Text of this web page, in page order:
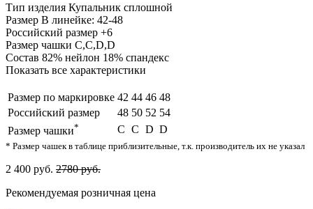
Тип изделия Купальник сплошной
Размер В линейке: 42-48
Российский размер +6
Размер чашки C,С,D,D
Состав 82% нейлон 18% спандекс
Показать все характеристики
Размер по маркировке 42 44 46 48
Российский размер
48 50 52 54
Размер чашки* C С D D
* Размер чашек в таблице приблизительные, т.к. производитель их не указал
2 400 руб. 2780 руб.
Рекомендуемая розничная цена